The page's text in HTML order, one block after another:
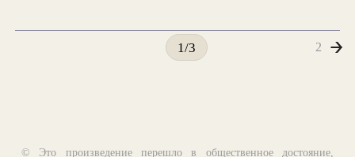
1/3 2
© Это произведение перешло в общественное достояние,